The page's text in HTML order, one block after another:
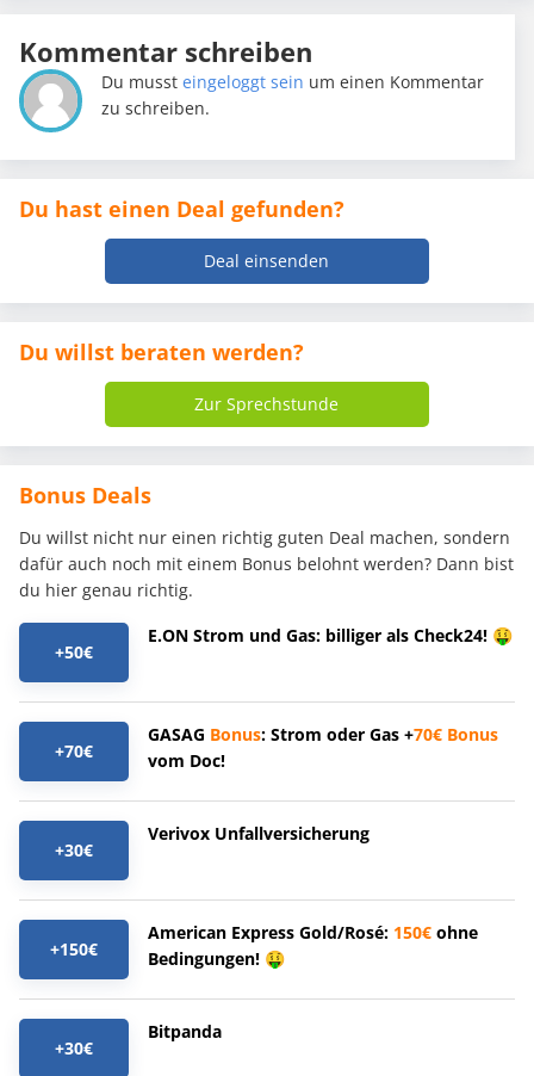
Kommentar schreiben
Du mussteingeloggt sein um einen Kommentar
zu schreiben.
Du hast einen Deal gefunden?
Deal einsenden
Du willst beraten werden?
Zur Sprechstunde
Bonus Deals
Du willst nicht nur einen richtig guten Deal machen, sondern
dafür auch noch mit einem Bonus belohnt werden? Dann bist
du hier genau richtig.
+50€
E.ON Strom und Gas: billiger als Check24! 🤑
+70€
GASAG Bonus: Strom oder Gas +70€ Bonus
vom Doc!
+30€
Verivox Unfallversicherung
+150€
American Express Gold/Rosé: 150€ ohne
Bedingungen! 🤑
+30€
Bitpanda